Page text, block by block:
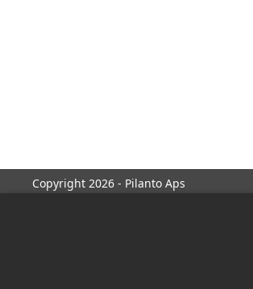
Copyright 2026 - Pilanto Aps